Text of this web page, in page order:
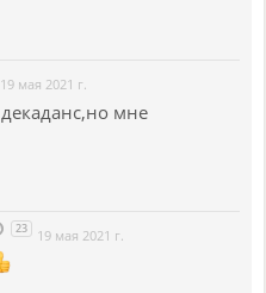
19 мая 2021 г.
декаданс,но мне
23 19 мая 2021 г.